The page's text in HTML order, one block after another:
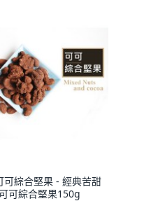
可綜合堅果 - 經典苦甜
可綜合堅果150g